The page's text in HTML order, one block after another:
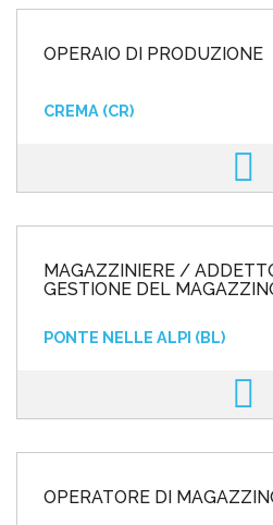
OPERAIO DI PRODUZIONE
CREMA (CR)
MAGAZZINIERE /
GESTIONE DEL
PONTE NELLE ALPI (BL)
OPERATORE DI